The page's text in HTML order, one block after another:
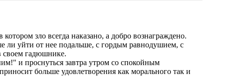
зло всегда наказано, а добро вознаграждено.
ли уйти от нее подальше, с гордым равнодушием, с
своем гадюшнике.
и проснуться завтра утром со спокойным
больше удовлетворения как морального так и